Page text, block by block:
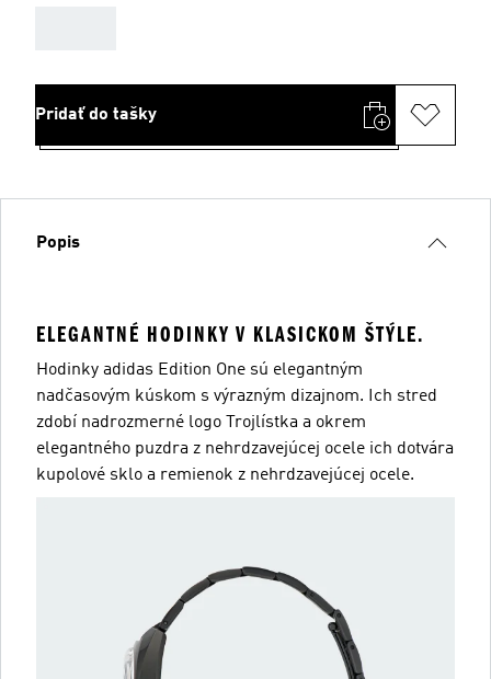
Pridať do tašky
Popis
ELEGANTNÉ HODINKY V KLASICKOM ŠTÝLE.
Hodinky adidas Edition One sú elegantným
nadčasovým kúskom s výrazným dizajnom. Ich stred
zdobí nadrozmerné logo Trojlístka a okrem
elegantného puzdra z nehrdzavejúcej ocele ich dotvára
kupolové sklo a remienok z nehrdzavejúcej ocele.